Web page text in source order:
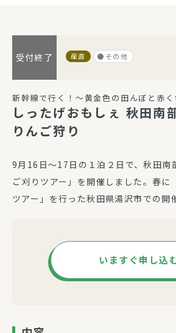
受付終了 産直 その他
新幹線で行く！～黄金色の田んぼと赤
しったげおもしぇ 秋田南
りんご狩り
9月16日～17日の１泊２日で、秋田南
ご刈りツアー」を開催しました。春に
ツアー」を行った秋田県湯沢市での開
いますぐ申し込